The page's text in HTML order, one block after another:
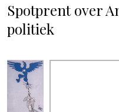
Spotprent over
politiek